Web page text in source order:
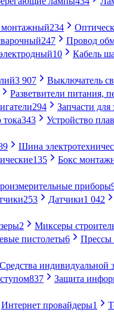
234
247 Провод
10 Кабель
3 907 Выключатель
Разветвители питания,
294 Запчасти для
тока343 Устройство
Шина
135 Бокс
приборы
253 Датчики1 042
2 Миксеры
пистолеты6 Прессы
Средства индивидуальной
837 Защита
Интернет провайдеры1